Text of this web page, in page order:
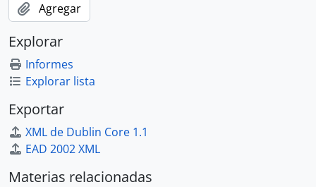
Agregar
Explorar
Informes
Explorar lista
Exportar
XML de Dublin Core 1.1
EAD 2002 XML
Materias relacionadas